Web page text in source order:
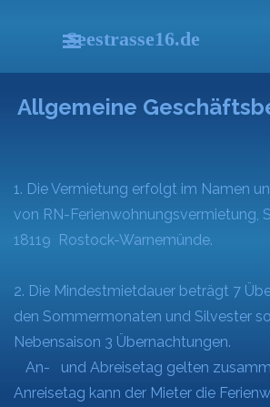
Seestrasse16.de
Menü überspringen
Allgemeine
1. Die Vermietung erfolgt im Namen
von RN-Ferienwohnungsvermietung,
18119 Rostock-Warnemünde.
2. Die Mindestmietdauer beträgt 7
den Sommermonaten und Silvester
Nebensaison 3 Übernachtungen.
An- und Abreisetag gelten
Anreisetag kann der Mieter die